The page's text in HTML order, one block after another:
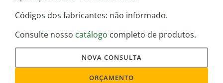
Códigos dos fabricantes: não informado.
Consulte nosso catálogo completo de produtos.
NOVA CONSULTA
ORÇAMENTO